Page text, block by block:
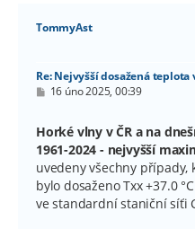
TommyAst
Re: Nejvyšší dosažená teplota
P
s
p
ě
v
e
k
16 úno 2025, 00:39
Horké vlny v ČR a na
1961-2024 - nejvyšší
uvedeny všechny případy,
bylo dosaženo Txx +37.0
ve standardní staniční síťi